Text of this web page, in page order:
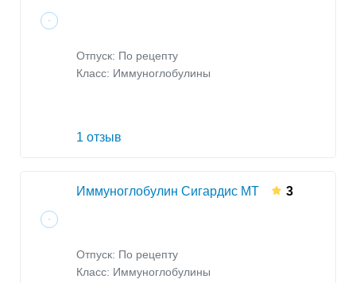
Отпуск: По рецепту
Класс: Иммуноглобулины
1 отзыв
Иммуноглобулин Сигардис МТ 3
Отпуск: По рецепту
Класс: Иммуноглобулины